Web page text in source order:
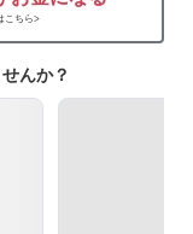
こちら>
んか？